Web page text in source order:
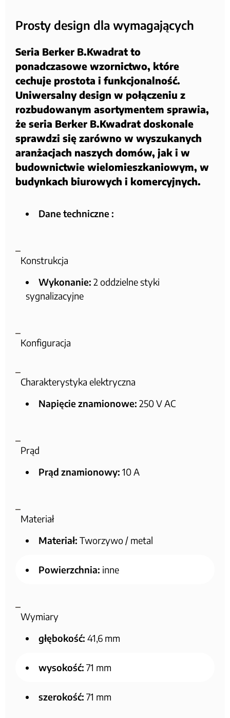
Prosty design dla wymagających
Seria Berker B.Kwadrat to
ponadczasowe wzornictwo, które
cechuje prostota i funkcjonalność.
Uniwersalny design w połączeniu z
rozbudowanym asortymentem sprawia,
że seria Berker B.Kwadrat doskonale
sprawdzi się zarówno w wyszukanych
aranżacjach naszych domów, jak i w
budownictwie wielomieszkaniowym, w
budynkach biurowych i komercyjnych.
Dane techniczne :
Konstrukcja
Wykonanie: 2 oddzielne styki
sygnalizacyjne
Konfiguracja
Charakterystyka elektryczna
Napięcie znamionowe: 250 V AC
Prąd
Prąd znamionowy: 10 A
Materiał
Materiał: Tworzywo / metal
Powierzchnia: inne
Wymiary
głębokość: 41,6 mm
wysokość: 71 mm
szerokość: 71 mm